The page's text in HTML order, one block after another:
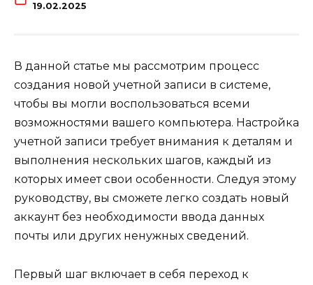
19.02.2025
В данной статье мы рассмотрим процесс
создания новой учетной записи в системе,
чтобы вы могли воспользоваться всеми
возможностями вашего компьютера. Настройка
учетной записи требует внимания к деталям и
выполнения нескольких шагов, каждый из
которых имеет свои особенности. Следуя этому
руководству, вы сможете легко создать новый
аккаунт без необходимости ввода данных
почты или других ненужных сведений.
Первый шаг включает в себя переход к